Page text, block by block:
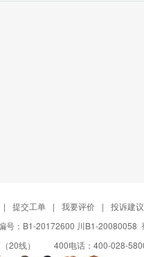
| 提交工单 | 我要评价 | 投诉建议
号：B1-20172600 川B1-20080058
（20线） 400电话：400-028-